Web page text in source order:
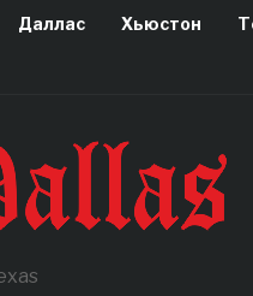
Даллас Хьюстон